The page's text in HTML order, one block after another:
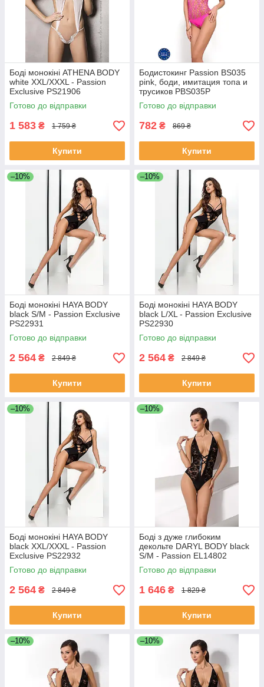
Боді монокіні ATHENA BODY
white XXL/XXXL - Passion
Exclusive PS21906
Готово до відправки
1 583 ₴ 1 759 ₴
Купити
Бодистокинг Passion BS035
pink, боди, имитация топа и
трусиков PBS035P
Готово до відправки
782 ₴ 869 ₴
Купити
–10%
Боді монокіні HAYA BODY
black S/M - Passion Exclusive
PS22931
Готово до відправки
2 564 ₴ 2 849 ₴
Купити
–10%
Боді монокіні HAYA BODY
black L/XL - Passion Exclusive
PS22930
Готово до відправки
2 564 ₴ 2 849 ₴
Купити
–10%
Боді монокіні HAYA BODY
black XXL/XXXL - Passion
Exclusive PS22932
Готово до відправки
2 564 ₴ 2 849 ₴
Купити
–10%
Боді з дуже глибоким
декольте DARYL BODY black
S/M - Passion EL14802
Готово до відправки
1 646 ₴ 1 829 ₴
Купити
–10% –10%